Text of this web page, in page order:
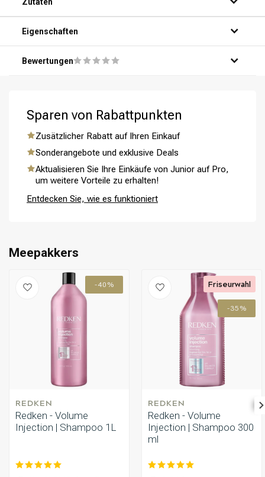
Umformung CombiDeals
Zutaten
Eigenschaften
Bewertungen
Sparen von Rabattpunkten
Zusätzlicher Rabatt auf Ihren Einkauf
Sonderangebote und exklusive Deals
Aktualisieren Sie Ihre Einkäufe von Junior auf Pro,
um weitere Vorteile zu erhalten!
Entdecken Sie, wie es funktioniert
Meepakkers
-40%
REDKEN
Redken - Volume
Injection | Shampoo 1L
-35%
REDKEN
Redken - Volume
Injection | Shampoo 300
ml
Friseurwahl